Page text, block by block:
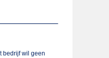
bedrijf wil geen